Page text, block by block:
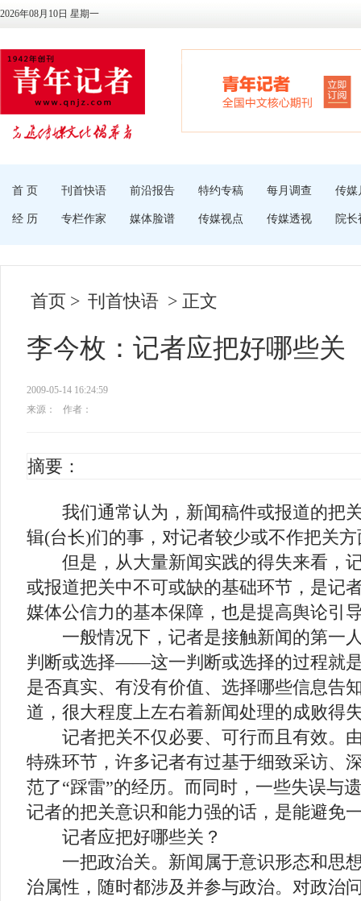
2026年08月10日 星期一
首 页 刊首快语 前沿报告 特约专稿 每月调查 传媒
经 历 专栏作家 媒体脸谱 传媒视点 传媒透视 院长
首页 > 刊首快语 > 正文
李今枚：记者应把好哪些关
2009-05-14 16:24:59
来源：
作者：
摘要：
我们通常认为，新闻稿件或报道的把
辑(台长)们的事，对记者较少或不作把关
但是，从大量新闻实践的得失来看，
或报道把关中不可或缺的基础环节，是记
媒体公信力的基本保障，也是提高舆论引
一般情况下，记者是接触新闻的第一
判断或选择——这一判断或选择的过程就
是否真实、有没有价值、选择哪些信息告
道，很大程度上左右着新闻处理的成败得
记者把关不仅必要、可行而且有效。
特殊环节，许多记者有过基于细致采访、
范了“踩雷”的经历。而同时，一些失误与
记者的把关意识和能力强的话，是能避免
记者应把好哪些关？
一把政治关。新闻属于意识形态和思
治属性，随时都涉及并参与政治。对政治